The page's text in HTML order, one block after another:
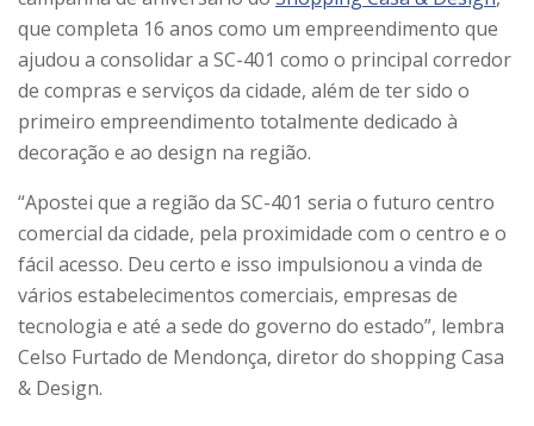
que completa 16 anos como um empreendimento que
ajudou a consolidar a SC-401 como o principal corredor
de compras e serviços da cidade, além de ter sido o
primeiro empreendimento totalmente dedicado à
decoração e ao design na região.
“Apostei que a região da SC-401 seria o futuro centro
comercial da cidade, pela proximidade com o centro e o
fácil acesso. Deu certo e isso impulsionou a vinda de
vários estabelecimentos comerciais, empresas de
tecnologia e até a sede do governo do estado”, lembra
Celso Furtado de Mendonça, diretor do shopping Casa
& Design.